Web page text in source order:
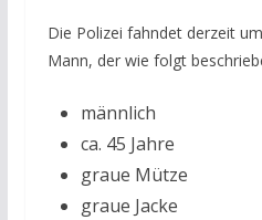
Die Polizei fahndet derzeit
Mann, der wie folgt
männlich
ca. 45 Jahre
graue Mütze
graue Jacke